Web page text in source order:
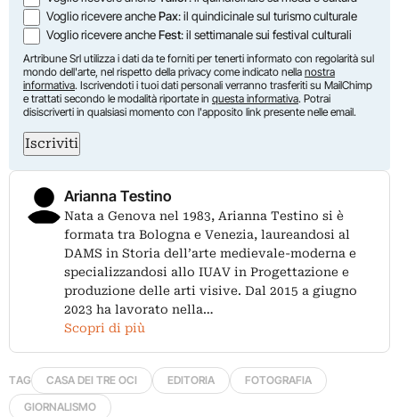
Voglio ricevere anchePax: il quindicinale sul turismo culturale
Voglio ricevere ancheFest: il settimanale sui festival culturali
Artribune Srl utilizza i dati da te forniti per tenerti informato con regolarità sul
mondo dell'arte, nel rispetto della privacy come indicato nella nostra
informativa. Iscrivendoti i tuoi dati personali verranno trasferiti su MailChimp
e trattati secondo le modalità riportate in questa informativa. Potrai
disiscriverti in qualsiasi momento con l'apposito link presente nelle email.
Iscriviti
Arianna Testino
Nata a Genova nel 1983, Arianna Testino si è
formata tra Bologna e Venezia, laureandosi al
DAMS in Storia dell’arte medievale-moderna e
specializzandosi allo IUAV in Progettazione e
produzione delle arti visive. Dal 2015 a giugno
2023 ha lavorato nella…
Scopri di più
TAG CASA DEI TRE OCI EDITORIA
FOTOGRAFIA
GIORNALISMO